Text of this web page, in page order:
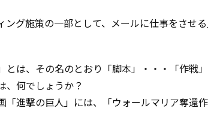
ング施策の一部として、メールに仕事をさせ
とは、その名のとおり「脚本」・・・「作戦
、何でしょうか？
「進撃の巨人」には、「ウォールマリア奪還